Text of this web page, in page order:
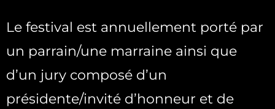
Le festival est annuellement porté par
un parrain/une marraine ainsi que
d’un jury composé d’un
présidente/invité d’honneur et de